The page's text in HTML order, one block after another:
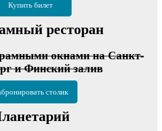
Купить билет
ресторан
окнами на Санкт-
и Финский залив
столик